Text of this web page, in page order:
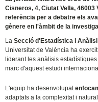
Cisneros, 4, Ciutat Vella,
referència per a debatre els
gènere en l'àmbit de la
LaSecció d'Estadística i
Universitat de València ha
liderant les anàlisis
marc d'aquest estudi
L'equip ha desenvolupat
adaptats a la complexitat i